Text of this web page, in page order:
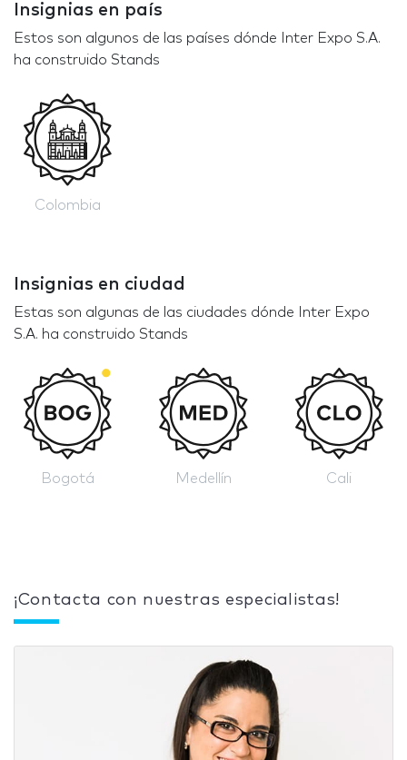
Insignias en país
Estos son algunos de las países dónde Inter Expo S.A.
ha construido Stands
Colombia
Insignias en ciudad
Estas son algunas de las ciudades dónde Inter Expo
S.A. ha construido Stands
Bogotá Medellín Cali
¡Contacta con nuestras especialistas!